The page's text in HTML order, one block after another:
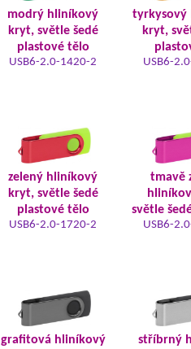
modrý hliníkový
kryt, světle šedé
plastové tělo
USB6-2.0-1420-2
tyrkysový
kryt,
USB6-
zelený hliníkový
kryt, světle šedé
plastové tělo
USB6-2.0-1720-2
tmavě
světle
USB6-
grafitová hliníkový
stříbrný